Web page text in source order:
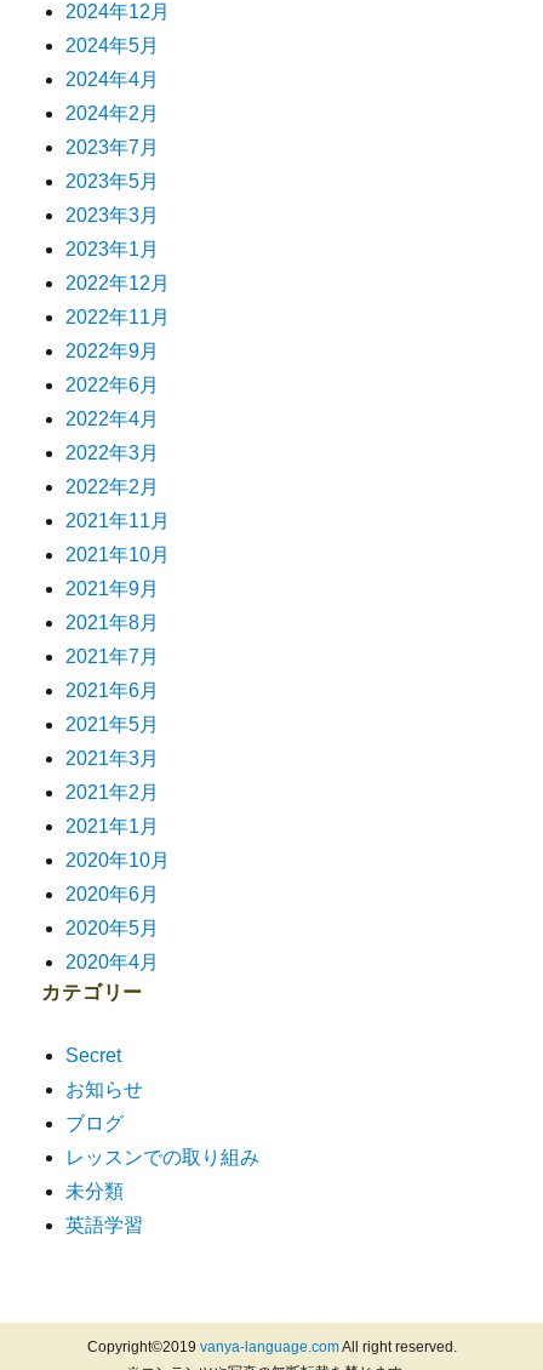
2024年12月
2024年5月
2024年4月
2024年2月
2023年7月
2023年5月
2023年3月
2023年1月
2022年12月
2022年11月
2022年9月
2022年6月
2022年4月
2022年3月
2022年2月
2021年11月
2021年10月
2021年9月
2021年8月
2021年7月
2021年6月
2021年5月
2021年3月
2021年2月
2021年1月
2020年10月
2020年6月
2020年5月
2020年4月
カテゴリー
Secret
お知らせ
ブログ
レッスンでの取り組み
未分類
英語学習
Copyright©2019 vanya-language.comAll right reserved.